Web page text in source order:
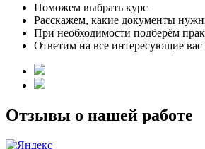
Поможем выбрать курс
Расскажем, какие документы
При необходимости подберём
Ответим на все интересующие
Отзывы о нашей работе